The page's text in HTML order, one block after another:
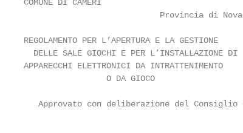
COMUNE DI CAMERI
Provincia di
REGOLAMENTO PER L’APERTURA E LA GESTIONE
  DELLE SALE GIOCHI E PER L’INSTALLAZIONE DI
APPARECCHI ELETTRONICI DA INTRATTENIMENTO
                 O DA GIOCO
Approvato con deliberazione del